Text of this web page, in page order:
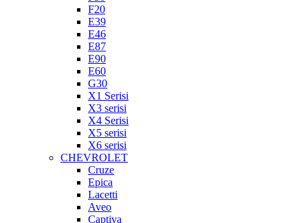
F20
E39
E46
E87
E90
E60
G30
X1 Serisi
X3 serisi
X4 Serisi
X5 serisi
X6 serisi
CHEVROLET
Cruze
Epica
Lacetti
Aveo
Captiva